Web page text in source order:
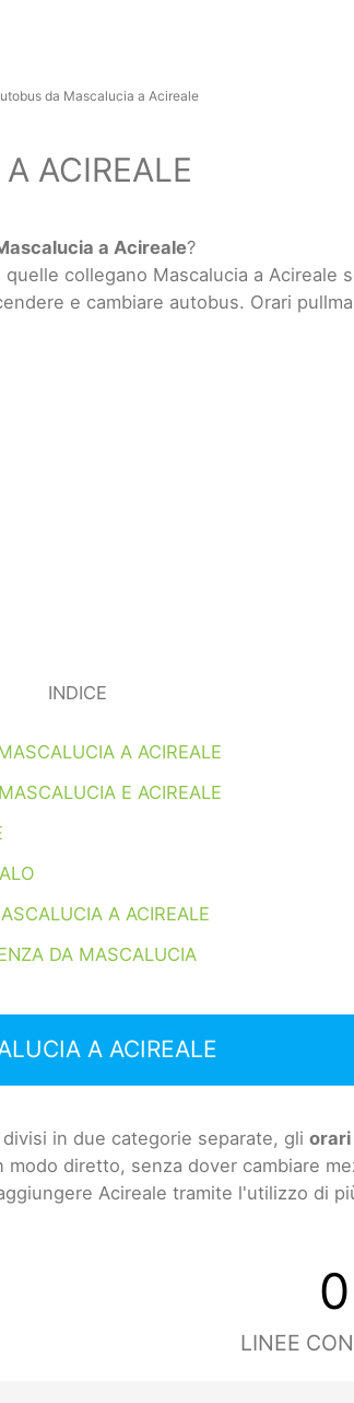
da Mascalucia a Acireale
ACIREALE
a Acireale?
quelle collegano Mascalucia a Acireale
e cambiare autobus. Orari
INDICE
A ACIREALE
E ACIREALE
A ACIREALE
DA MASCALUCIA
A ACIREALE
in due categorie separate, gli orari
diretto, senza dover cambiare
Acireale tramite l'utilizzo di
0
LINEE